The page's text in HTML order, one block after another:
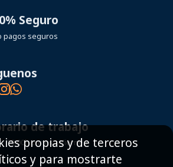
Seguro
pagos seguros
de trabajo
- 19:00h Lunes - Viernes
propias y de terceros
y para mostrarte